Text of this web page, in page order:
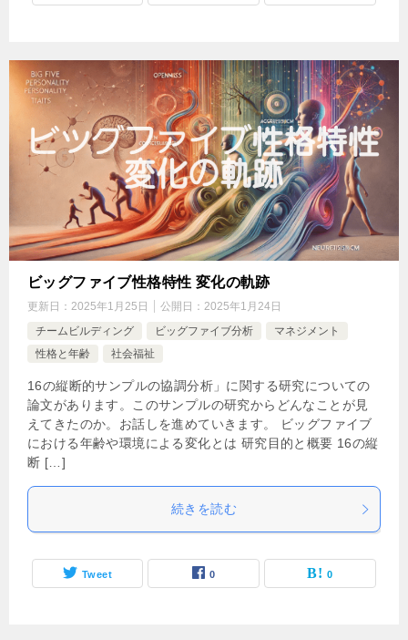
ビッグファイブ性格特性 変化の軌跡
更新日： 2025年1月25日 公開日： 2025年1月24日
チームビルディング
ビッグファイブ分析
マネジメント
性格と年齢
社会福祉
16の縦断的サンプルの協調分析」に関する研究についての
論文があります。このサンプルの研究からどんなことが見
えてきたのか。お話しを進めていきます。 ビッグファイブ
における年齢や環境による変化とは 研究目的と概要 16の縦
断 […]
続きを読む
Tweet 0 0